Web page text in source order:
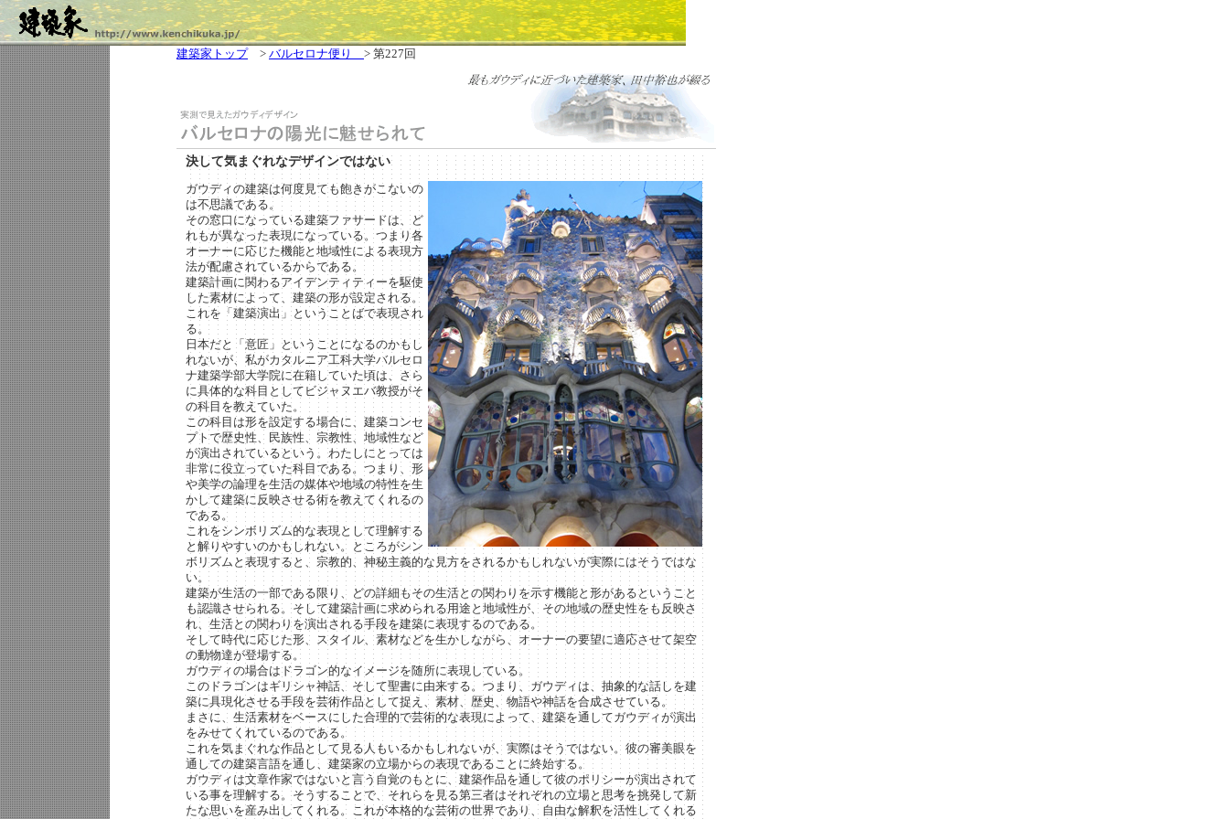
建築家トップ> バルセロナ便り > 第227回
決して気まぐれなデザインではない
ガウディの建築は何度見ても飽きがこないの
は不思議である。
その窓口になっている建築ファサードは、ど
れもが異なった表現になっている。つまり各
オーナーに応じた機能と地域性による表現方
法が配慮されているからである。
建築計画に関わるアイデンティティーを駆使
した素材によって、建築の形が設定される。
これを「建築演出」ということばで表現され
る。
日本だと「意匠」ということになるのかもし
れないが、私がカタルニア工科大学バルセロ
ナ建築学部大学院に在籍していた頃は、さら
に具体的な科目としてビジャヌエバ教授がそ
の科目を教えていた。
この科目は形を設定する場合に、建築コンセ
プトで歴史性、民族性、宗教性、地域性など
が演出されているという。わたしにとっては
非常に役立っていた科目である。つまり、形
や美学の論理を生活の媒体や地域の特性を生
かして建築に反映させる術を教えてくれるの
である。
これをシンボリズム的な表現として理解する
と解りやすいのかもしれない。ところがシン
ボリズムと表現すると、宗教的、神秘主義的な見方をされるかもしれないが実際にはそうではな
い。
建築が生活の一部である限り、どの詳細もその生活との関わりを示す機能と形があるということ
も認識させられる。そして建築計画に求められる用途と地域性が、その地域の歴史性をも反映さ
れ、生活との関わりを演出される手段を建築に表現するのである。
そして時代に応じた形、スタイル、素材などを生かしながら、オーナーの要望に適応させて架空
の動物達が登場する。
ガウディの場合はドラゴン的なイメージを随所に表現している。
このドラゴンはギリシャ神話、そして聖書に由来する。つまり、ガウディは、抽象的な話しを建
築に具現化させる手段を芸術作品として捉え、素材、歴史、物語や神話を合成させている。
まさに、生活素材をベースにした合理的で芸術的な表現によって、建築を通してガウディが演出
をみせてくれているのである。
これを気まぐれな作品として見る人もいるかもしれないが、実際はそうではない。彼の審美眼を
通しての建築言語を通し、建築家の立場からの表現であることに終始する。
ガウディは文章作家ではないと言う自覚のもとに、建築作品を通して彼のポリシーが演出されて
いる事を理解する。そうすることで、それらを見る第三者はそれぞれの立場と思考を挑発して新
たな思いを産み出してくれる。これが本格的な芸術の世界であり、自由な解釈を活性してくれる